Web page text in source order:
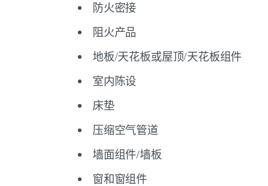
防火密接
阻火产品
地板/天花板或屋顶/天花板组件
室内陈设
床垫
压缩空气管道
墙面组件/墙板
窗和窗组件